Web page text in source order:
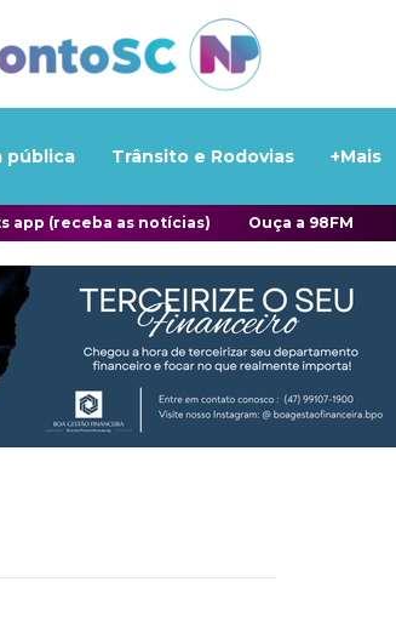
pública Trânsito e Rodovias +Mais
app (receba as notícias) Ouça a 98FM